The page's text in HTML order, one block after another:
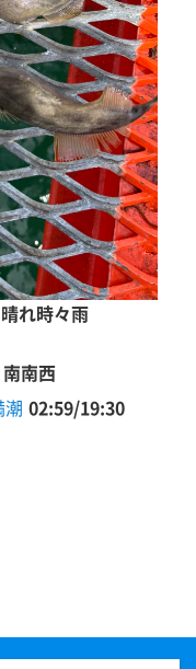
晴れ時々雨
南南西
潮 02:59/19:30